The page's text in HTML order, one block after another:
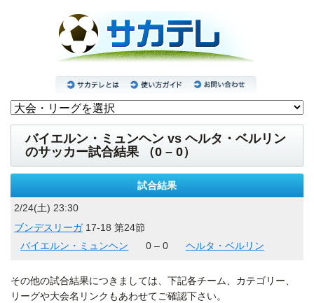
バイエルン・ミュンヘン vs ヘルタ・ベルリン
のサッカー試合結果 （0 – 0）
試合結果
2/24(土) 23:30
ブンデスリーガ17-18 第24節
バイエルン・ミュンヘン
0 – 0 ヘルタ・ベルリン
その他の試合結果につきましては、下記各チーム、カテゴリー、
リーグや大会名リンクもあわせてご確認下さい。